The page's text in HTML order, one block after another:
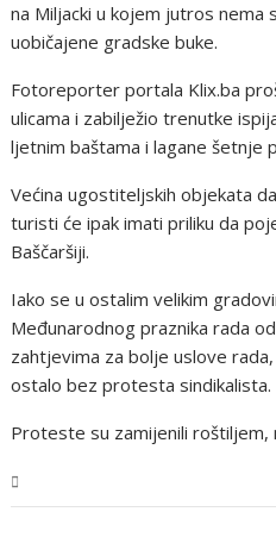
na Miljacki u kojem jutros nema
uobičajene gradske buke.
Fotoreporter portala Klix.ba
ulicama i zabilježio trenutke
ljetnim baštama i lagane šetnje
Većina ugostiteljskih objekata
turisti će ipak imati priliku da
Baščaršiji.
Iako se u ostalim velikim
Međunarodnog praznika rada
zahtjevima za bolje uslove
ostalo bez protesta sindikalista.
Proteste su zamijenili roštiljem,